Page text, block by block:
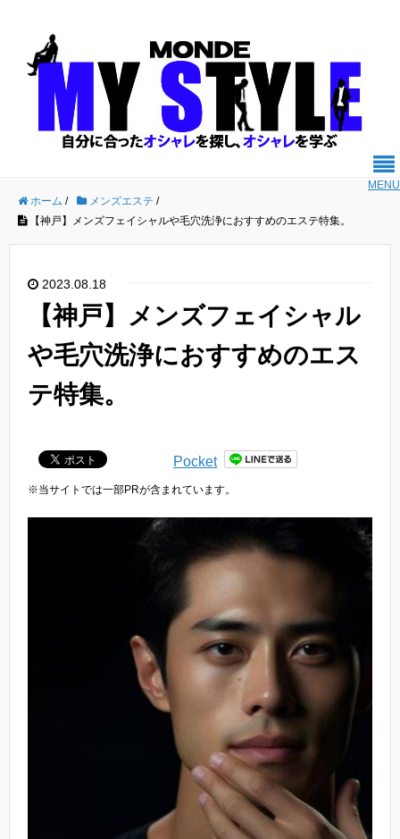
MENU
ホーム / メンズエステ /
【神戸】メンズフェイシャルや毛穴洗浄におすすめのエステ特集。
2023.08.18
【神戸】メンズフェイシャル
や毛穴洗浄におすすめのエス
テ特集。
Pocket
※当サイトでは一部PRが含まれています。